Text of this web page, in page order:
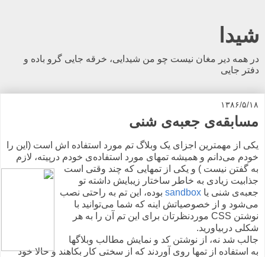
شیدا
در همه دیر مغان نیست چو من شیدایی، خرقه جایی گرو باده و
دفتر جایی
۱۳۸۶/۵/۱۸
مسابقه‌ی جعبه‌ی شنی
یکی از مهمترین اجزای یک وبلاگ تم مورد استفاده اش است (این را
خودم می‌دانم و همیشه تمهای مورد استفاده‌ی خودم درپیته، لازم
به گفتن نیست ) و یکی از تمهایی که چند وقتی است
جذابیت زیادی به خاطر ساختار زیبایش داشته تو
جعبه‌ی شنی یا sandbox بوده، این تم به راحتی نصب
می‌شود و از خصوصیاتش اینه که شما می‌توانید با
نوشتن CSS موردنظرتان برای این تم آن را به هر
شکلی دربیاورید.
جالب شد نه، از نوشتن کد و نمایش مطالب وبلاگها
به استفاده از تمها روی آوردند که از سختی کار بکاهند و حالا خود